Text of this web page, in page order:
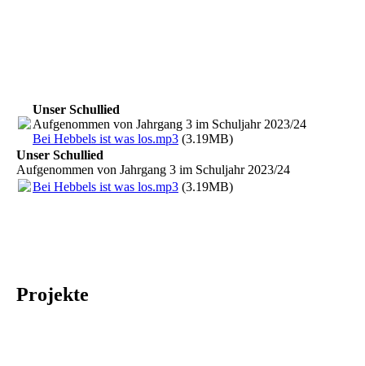
Unser Schullied
Aufgenommen von Jahrgang 3 im Schuljahr 2023/24
Bei Hebbels ist was los.mp3 (3.19MB)
Unser Schullied
Aufgenommen von Jahrgang 3 im Schuljahr 2023/24
Bei Hebbels ist was los.mp3 (3.19MB)
Projekte